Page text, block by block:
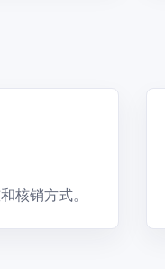
核销方式。